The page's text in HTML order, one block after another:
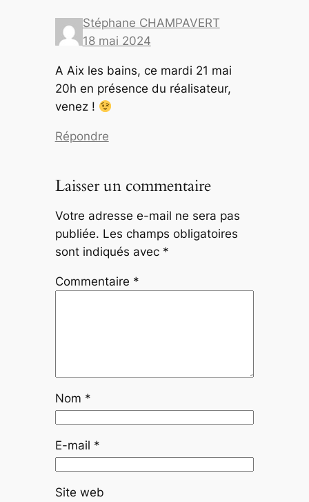
Stéphane CHAMPAVERT
18 mai 2024
A Aix les bains, ce mardi 21 mai
20h en présence du réalisateur,
venez !
Répondre
Laisser un commentaire
Votre adresse e-mail ne sera pas
publiée. Les champs obligatoires
sont indiqués avec *
Commentaire *
Nom *
E-mail *
Site web